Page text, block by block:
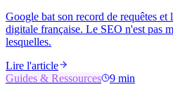
Google bat son record de requêtes et
digitale française. Le SEO n'est pas
lesquelles.
Lire l'article
Guides & Ressources
9 min